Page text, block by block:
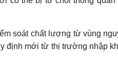
soát chất lượng từ vùng
định mới từ thị trường nhập